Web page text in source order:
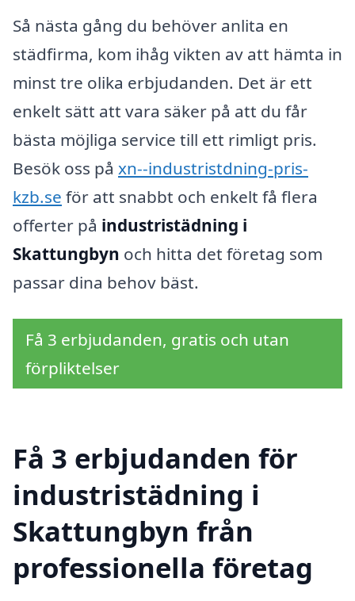
Så nästa gång du behöver anlita en
städfirma, kom ihåg vikten av att hämta in
minst tre olika erbjudanden. Det är ett
enkelt sätt att vara säker på att du får
bästa möjliga service till ett rimligt pris.
Besök oss på xn--industristdning-pris-
kzb.se för att snabbt och enkelt få flera
offerter på industristädning i
Skattungbyn och hitta det företag som
passar dina behov bäst.
Få 3 erbjudanden, gratis och utan
förpliktelser
Få 3 erbjudanden för
industristädning i
Skattungbyn från
professionella företag